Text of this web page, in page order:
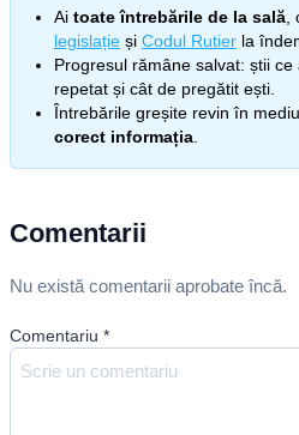
Ai toate întrebările de la sală
legislație și Codul Rutier la
Progresul rămâne salvat: știi
repetat și cât de pregătit ești.
Întrebările greșite revin în
corect informația
Comentarii
Nu există comentarii aprobate încă.
Comentariu *